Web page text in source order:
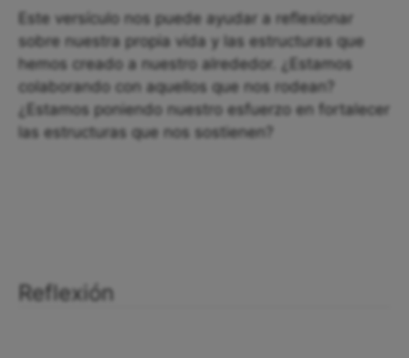
Este versículo nos puede ayudar a reflexionar
sobre nuestra propia vida y las estructuras que
hemos creado a nuestro alrededor. ¿Estamos
colaborando con aquellos que nos rodean?
¿Estamos poniendo nuestro esfuerzo en fortalecer
las estructuras que nos sostienen?
Reflexión